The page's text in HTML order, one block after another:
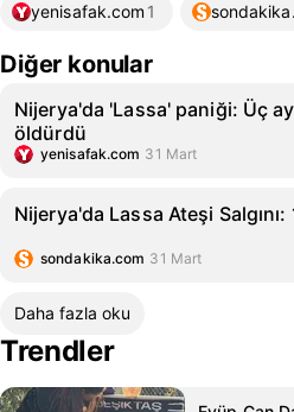
yenisafak.com 1
Diğer konular
Nijerya'da 'Lassa' paniği: Üç
öldürdü
yenisafak.com 31 Mart
Nijerya'da Lassa Ateşi Salgını:
sondakika.com 31 Mart
Daha fazla oku
Trendler